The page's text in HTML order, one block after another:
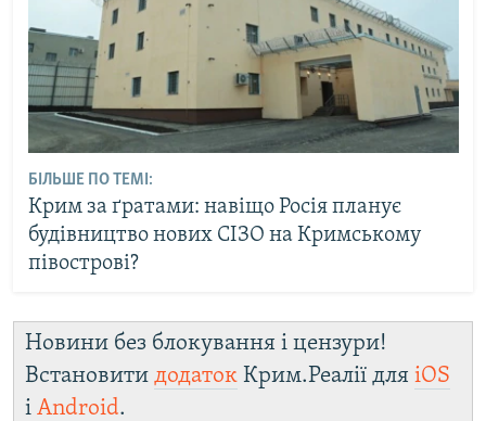
БІЛЬШЕ ПО ТЕМІ:
Крим за ґратами: навіщо Росія планує
будівництво нових СІЗО на Кримському
півострові?
Новини без блокування і цензури!
Встановити додаток Крим.Реалії для iOS
і Android.